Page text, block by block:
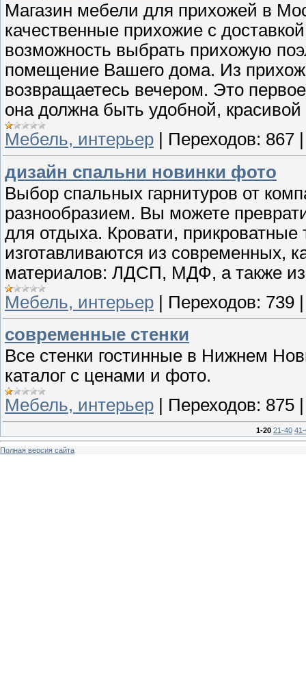
Магазин мебели для прихожей в
качественные прихожие с
возможность выбрать прихожую
помещение Вашего дома. Из
возвращаетесь вечером. Это
она должна быть удобной,
Мебель, интерьер
Переходов: 867
дизайн спальни новинки фото
Выбор спальных гарнитуров от
разнообразием. Вы можете
для отдыха. Кровати,
изготавливаются из современных,
материалов: ЛДСП, МДФ, а также из
Мебель, интерьер | Переходов: 739
современные стенки
Все стенки гостинные в Нижнем
каталог с ценами и фото.
Мебель, интерьер
Переходов: 875
1-20 21-40
Полная версия сайта